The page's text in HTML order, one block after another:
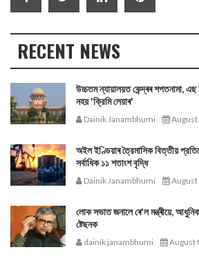
RECENT NEWS
উচ্চতম ন্যায়ালয়ত কেন্দ্ৰৰ শপতনামা,
নহয় 'ক্রিমি লেয়াৰ'
Dainik Janambhumi
অইল ইণ্ডিয়াৰ ত্রৈমাসিক বিত্তীয়
সর্বাধিক ১১ শতাংশ বৃদ্ধি
Dainik Janambhumi
লোক সভাত জনালে ৰে'ল মন্ত্ৰীয়ে,
ষ্টেছনক
dainik janambhumi August